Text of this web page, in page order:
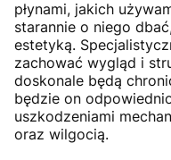
płynami, jakich
starannie o niego
estetyką.
zachować wygląd i
doskonale będą
będzie on
uszkodzeniami
oraz wilgocią.